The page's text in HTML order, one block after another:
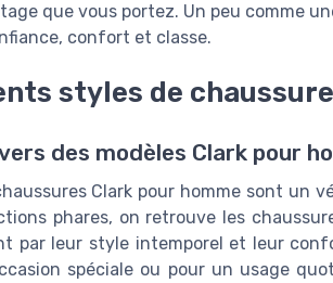
que vous portez. Un peu comme
confort et classe.
styles de
des modèles Clark pour
Clark pour homme sont un
phares, on retrouve les
par leur style intemporel et leur
spéciale ou pour un usage